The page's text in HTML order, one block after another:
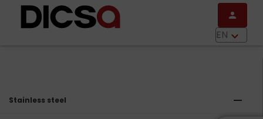
Skip to main content
person
EN keyboard_arrow_down
Stainless steel remove